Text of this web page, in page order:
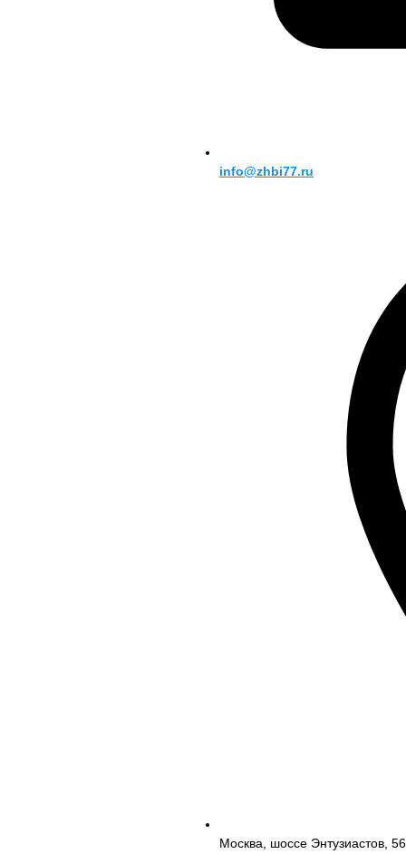
info@zhbi77.ru
Москва, шоссе Энтузиастов,